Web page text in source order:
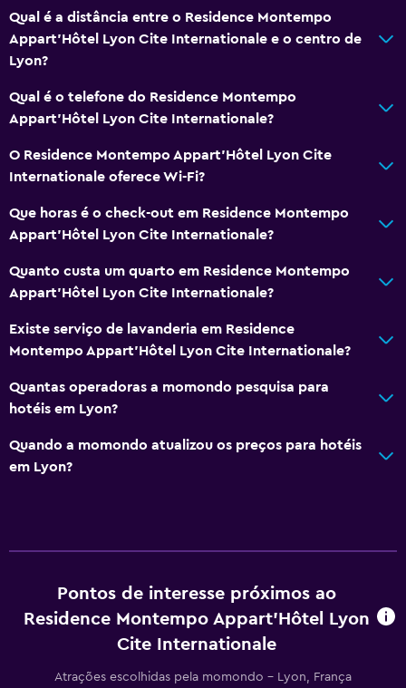
Papel higiênico
Banheiro privativo
Saúde e segurança
Kit de primeiros socorros
Circuito fechado de televisão nas áreas comuns
Segurança 24 horas
Cofre
Geral
Quartos familiares
Quartos com isolamento acústico
Isolamento acústico
Armazém disponível
Restaurantes
Mesa para refeições
Piscina e spa
Hidromassagem
Qual é a distância entre o Residence Montempo
Appart'Hôtel Lyon Cite Internationale e o centro de
Lyon?
Qual é o telefone do Residence Montempo
Appart'Hôtel Lyon Cite Internationale?
O Residence Montempo Appart'Hôtel Lyon Cite
Internationale oferece Wi-Fi?
Que horas é o check-out em Residence Montempo
Appart'Hôtel Lyon Cite Internationale?
Quanto custa um quarto em Residence Montempo
Appart'Hôtel Lyon Cite Internationale?
Existe serviço de lavanderia em Residence
Montempo Appart'Hôtel Lyon Cite Internationale?
Quantas operadoras a momondo pesquisa para
hotéis em Lyon?
Quando a momondo atualizou os preços para hotéis
em Lyon?
Pontos de interesse próximos ao
Residence Montempo Appart'Hôtel Lyon
Cite Internationale
Atrações escolhidas pela momondo - Lyon, França